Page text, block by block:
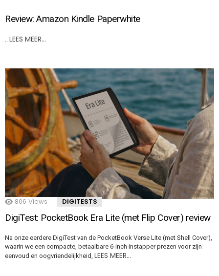
Review: Amazon Kindle Paperwhite
LEES MEER…
806 Views DIGITESTS
DigiTest: PocketBook Era Lite (met Flip Cover) review
Na onze eerdere DigiTest van de PocketBook Verse Lite (met Shell Cover),
waarin we een compacte, betaalbare 6-inch instapper prezen voor zijn
eenvoud en oogvriendelijkheid, LEES MEER…